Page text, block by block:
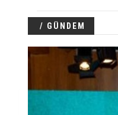
/ GÜNDEM